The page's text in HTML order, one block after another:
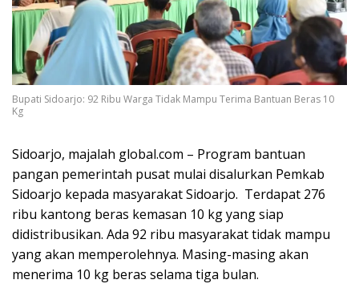
Bupati Sidoarjo: 92 Ribu Warga Tidak Mampu Terima Bantuan Beras 10
Kg
Sidoarjo, majalah global.com – Program bantuan
pangan pemerintah pusat mulai disalurkan Pemkab
Sidoarjo kepada masyarakat Sidoarjo. Terdapat 276
ribu kantong beras kemasan 10 kg yang siap
didistribusikan. Ada 92 ribu masyarakat tidak mampu
yang akan memperolehnya. Masing-masing akan
menerima 10 kg beras selama tiga bulan.